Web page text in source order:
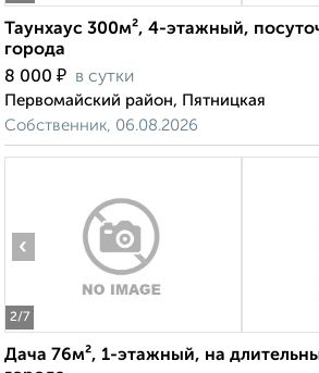
Таунхаус 300м², 4-этажный,
города
8 000 ₽ в сутки
Первомайский район, Пятницкая
Собственник, 06.08.2026
2/7
‹
Дача 76м², 1-этажный, на